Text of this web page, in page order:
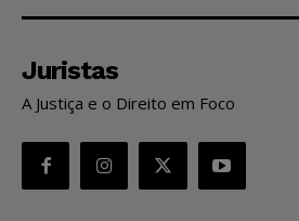
Juristas
A Justiça e o Direito em Foco